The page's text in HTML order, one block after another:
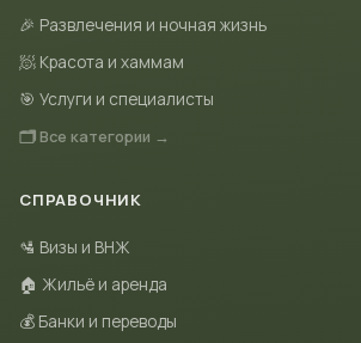
🎉 Развлечения и ночная жизнь
🧖 Красота и хаммам
🎯 Услуги и специалисты
🗂 Все категории →
СПРАВОЧНИК
🛂 Визы и ВНЖ
🏠 Жильё и аренда
💰 Банки и переводы